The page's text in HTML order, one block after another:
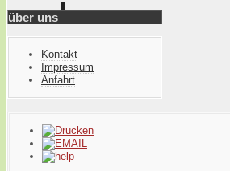
über uns
Kontakt
Impressum
Anfahrt